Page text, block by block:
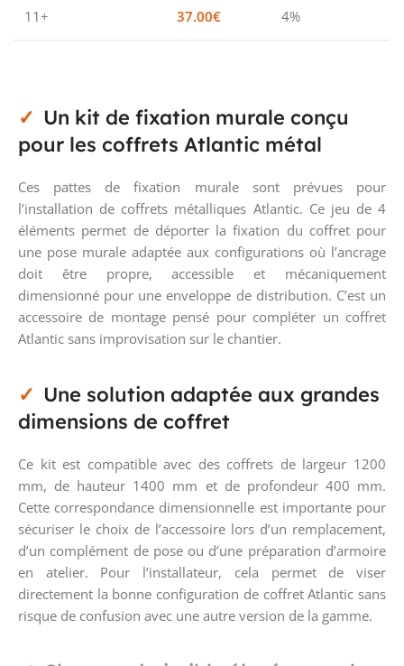
11+ 37.00€ 4%
Un kit de fixation murale conçu
pour les coffrets Atlantic métal
Ces pattes de fixation murale sont prévues pour
l’installation de coffrets métalliques Atlantic. Ce jeu de 4
éléments permet de déporter la fixation du coffret pour
une pose murale adaptée aux configurations où l’ancrage
doit être propre, accessible et mécaniquement
dimensionné pour une enveloppe de distribution. C’est un
accessoire de montage pensé pour compléter un coffret
Atlantic sans improvisation sur le chantier.
Une solution adaptée aux grandes
dimensions de coffret
Ce kit est compatible avec des coffrets de largeur 1200
mm, de hauteur 1400 mm et de profondeur 400 mm.
Cette correspondance dimensionnelle est importante pour
sécuriser le choix de l’accessoire lors d’un remplacement,
d’un complément de pose ou d’une préparation d’armoire
en atelier. Pour l’installateur, cela permet de viser
directement la bonne configuration de coffret Atlantic sans
risque de confusion avec une autre version de la gamme.